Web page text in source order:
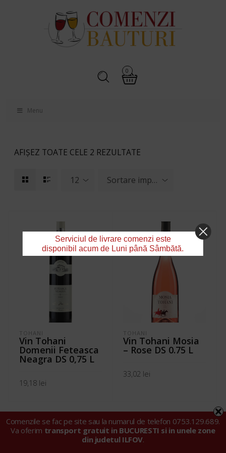
0
Menu
AFIȘEZ TOATE CELE 2 REZULTATE
12 Sortare implicită
TOHANI
Vin Tohani
Domenii Feteasca
Neagra DS 0,75 L
19,18 lei
TOHANI
Vin Tohani Mosia
– Rose DS 0.75 L
33,02 lei
Comenzile se fac pe site sau la numarul de telefon 0753.129.689.
Va oferim transport gratuit in BUCURESTI si in unele zone
din judetul ILFOV.
Serviciul de livrare comenzi este
disponibil acum de Luni până Sâmbătă.